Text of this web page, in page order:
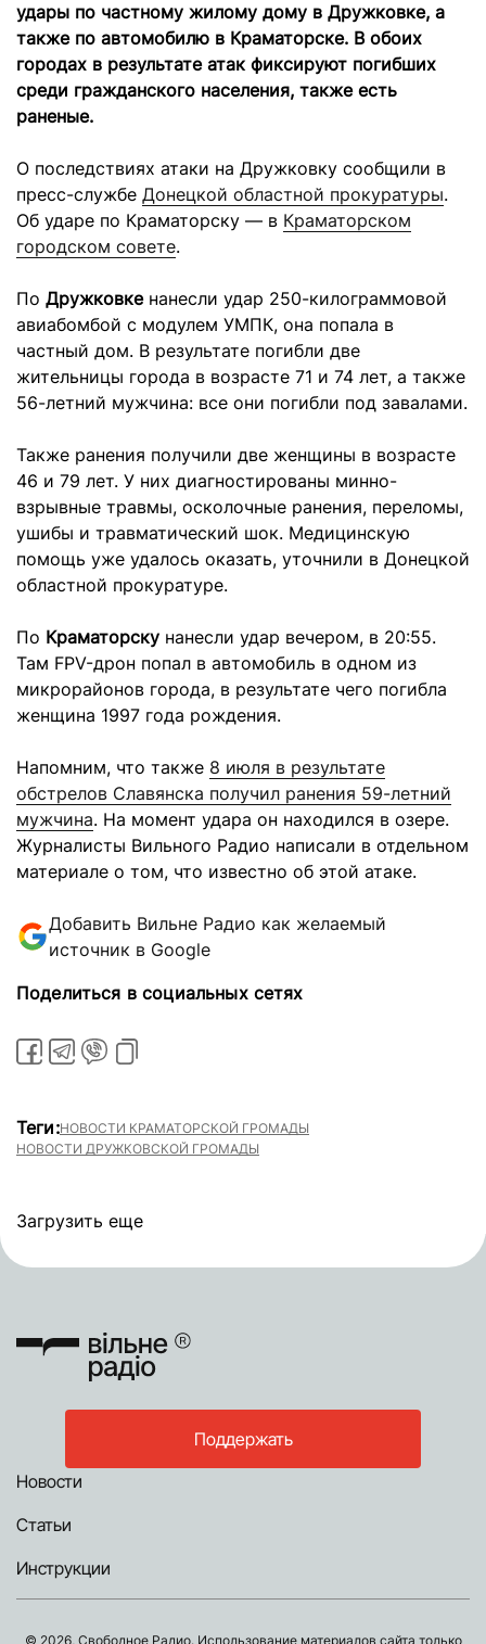
удары по частному жилому дому в Дружковке, а
также по автомобилю в Краматорске. В обоих
городах в результате атак фиксируют погибших
среди гражданского населения, также есть
раненые.
О последствиях атаки на Дружковку сообщили в
пресс-службе Донецкой областной прокуратуры.
Об ударе по Краматорску — в Краматорском
городском совете.
По Дружковкенанесли удар 250-килограммовой
авиабомбой с модулем УМПК, она попала в
частный дом. В результате погибли две
жительницы города в возрасте 71 и 74 лет, а также
56-летний мужчина: все они погибли под завалами.
Также ранения получили две женщины в возрасте
46 и 79 лет. У них диагностированы минно-
взрывные травмы, осколочные ранения, переломы,
ушибы и травматический шок. Медицинскую
помощь уже удалось оказать, уточнили в Донецкой
областной прокуратуре.
По Краматорску нанесли удар вечером, в 20:55.
Там FPV-дрон попал в автомобиль в одном из
микрорайонов города, в результате чего погибла
женщина 1997 года рождения.
Напомним, что также 8 июля в результате
обстрелов Славянска получил ранения 59-летний
мужчина. На момент удара он находился в озере.
Журналисты Вильного Радио написали в отдельном
материале о том, что известно об этой атаке.
Добавить Вильне Радио как желаемый
источник в Google
Поделиться в социальных сетях
Теги:НОВОСТИ КРАМАТОРСКОЙ ГРОМАДЫ
НОВОСТИ ДРУЖКОВСКОЙ ГРОМАДЫ
Загрузить еще
Поддержать
Новости
Статьи
Инструкции
© 2026, Свободное Радио. Использование материалов сайта только